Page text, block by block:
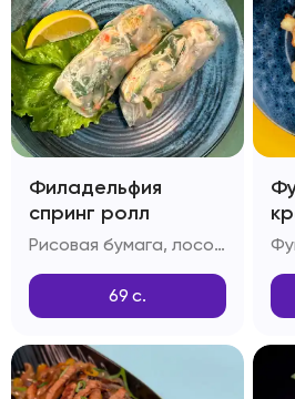
Филадельфия
спринг ролл
Рисовая бумага, лосось, огурец, тобико
69 с.